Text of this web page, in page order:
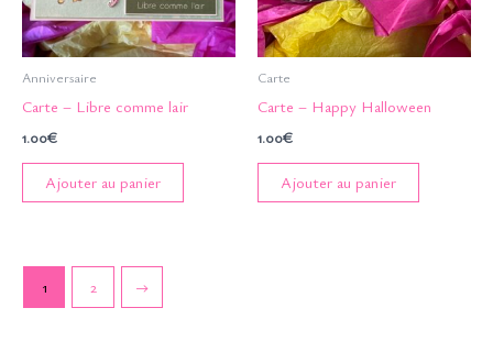
Anniversaire
Carte – Libre comme lair
1.00€
Ajouter au panier
Carte
Carte – Happy Halloween
1.00€
Ajouter au panier
1 2 →